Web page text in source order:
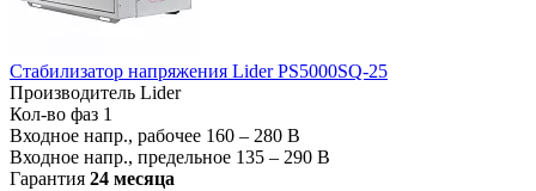
Стабилизатор напряжения Lider PS5000SQ-25
Производитель Lider
Кол-во фаз 1
Входное напр., рабочее 160 – 280 В
Входное напр., предельное 135 – 290 В
Гарантия 24 месяца